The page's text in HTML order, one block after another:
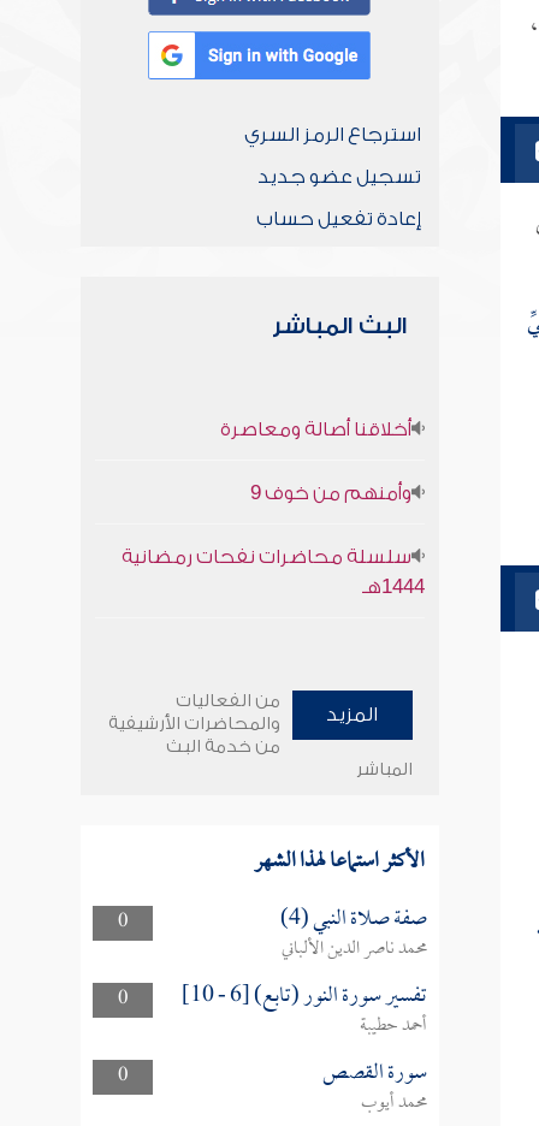
استرجاع الرمز السري
تسجيل عضو جديد
إعادة تفعيل حساب
البث المباشر
أخلاقنا أصالة ومعاصرة
وأمنهم من خوف 9
سلسلة محاضرات نفحات رمضانية
1444هـ
المزيد
من الفعاليات
والمحاضرات الأرشيفية
من خدمة البث
المباشر
الأكثر استماعا لهذا الشهر
0 صفة صلاة النبي (4)
محمد ناصر الدين الألباني
0
تفسير سورة النور (تابع) [6 - 10]
أحمد حطيبة
0
سورة القصص
محمد أيوب